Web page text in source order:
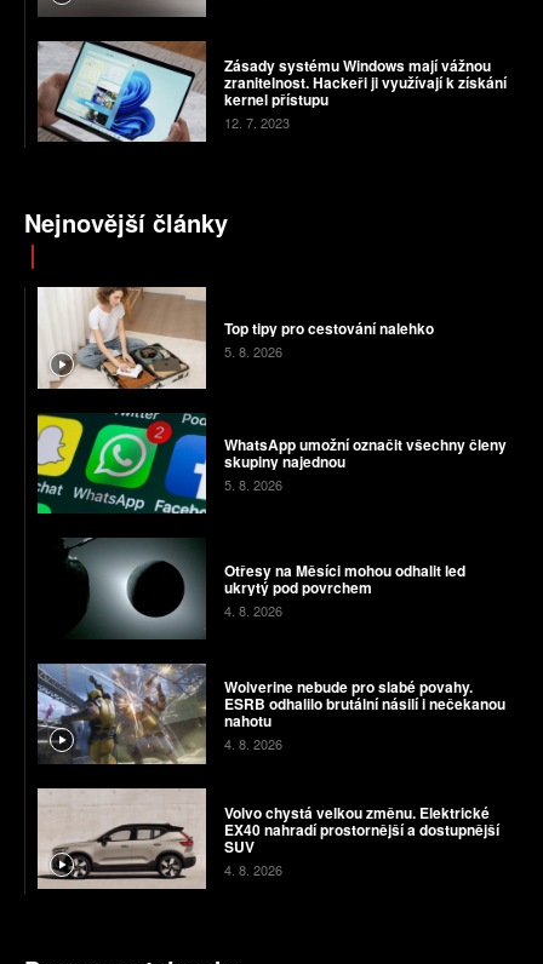
Zásady systému Windows mají vážnou
zranitelnost. Hackeři ji využívají k získání
kernel přístupu
12. 7. 2023
Nejnovější články
Top tipy pro cestování nalehko
5. 8. 2026
WhatsApp umožní označit všechny členy
skupiny najednou
5. 8. 2026
Otřesy na Měsíci mohou odhalit led
ukrytý pod povrchem
4. 8. 2026
Wolverine nebude pro slabé povahy.
ESRB odhalilo brutální násilí i nečekanou
nahotu
4. 8. 2026
Volvo chystá velkou změnu. Elektrické
EX40 nahradí prostornější a dostupnější
SUV
4. 8. 2026